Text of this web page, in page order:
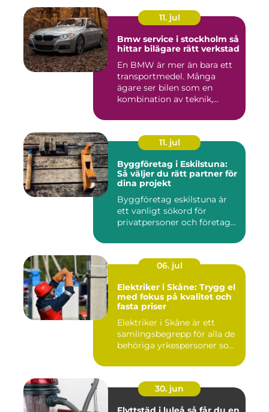
11. jul
Bmw service i stockholm så
hittar bilägare rätt verkstad
En BMW är mer än bara ett
transportmedel. Många
ägare ser bilen som en
kombination av teknik,
11. jul
Byggföretag i Eskilstuna:
Så väljer du rätt partner för
dina projekt
Byggföretag eskilstuna är
ett vanligt sökord för
privatpersoner och företag...
06. jul
Elektriker i Skåne: Trygg el
med fokus på kvalitet och
fasta priser
Elektriker i Skåne är ett
samlingsbegrepp för alla de
behöriga yrkespersoner so...
30. jun